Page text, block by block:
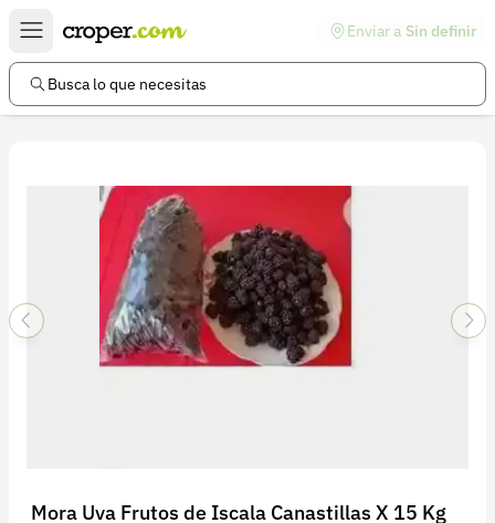
Enviar a Sin definir
Busca lo que necesitas
Mora Uva Frutos de Iscala Canastillas X 15 Kg
Enlaces de interés
Preguntas frecuentes
Información legal
Términos y condiciones
Política de devoluciones
Política de privacidad
Recuperar contraseña